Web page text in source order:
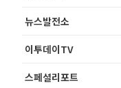
뉴스발전소
이투데이TV
스페셜리포트